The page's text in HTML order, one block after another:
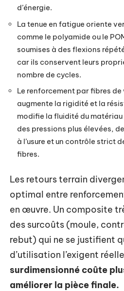
d’énergie.
La tenue en fatigue oriente
comme le polyamide ou le
soumises à des flexions
car ils conservent leurs
nombre de cycles.
Le renforcement par fibres
augmente la rigidité et la
modifie la fluidité du
des pressions plus élevées,
à l’usure et un contrôle strict
fibres.
Les retours terrain
optimal entre
en œuvre. Un composite
des surcoûts (moule,
rebut) qui ne se justifient
d’utilisation l’exigent
surdimensionné coûte
améliorer la pièce finale.